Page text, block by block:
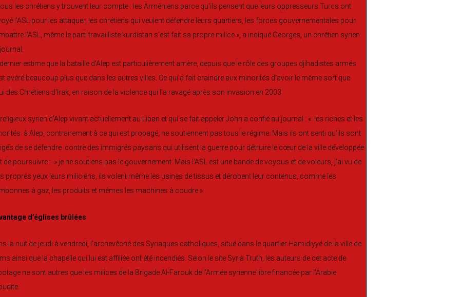
les chrétiens y trouvent leur compte : les Arméniens parce qu’ils pensent que leurs oppresseurs Turcs ont
l’ASL pour les attaquer, les chrétiens qui veulent défendre leurs quartiers, les forces gouvernementales pour
l’ASL, même le parti travailliste kurdistan s’est fait sa propre milice », a indiqué Georges, un chrétien syrien
estime que la bataille d’Alep est particulièrement amère, depuis que le rôle des groupes djihadistes armés
avéré beaucoup plus que dans les autres villes. Ce qui a fait craindre aux minorités d’avoir le même sort que
des Chrétiens d’Irak, en raison de la violence qui l’a ravagé après son invasion en 2003.
syrien d’Alep vivant actuellement au Liban et qui se fait appeler John a confié au journal : « les riches et les
à Alep, contrairement à ce qui est propagé, ne soutiennent pas tous le régime. Mais ils ont senti qu’ils sont
de se défendre contre des immigrés paysans qui utilisent la guerre pour détruire le cœur de la ville développée
de poursuivre : » je ne soutiens pas le gouvernement. Mais l’ASL est une bande de voyous et de voleurs, j’ai vu de
propres yeux leurs miliciens, ils volent même les usines de tissus et dérobent leur contenus, comme les
à gaz, les produits et mêmes les machines à coudre » .
d’églises brûlées
la nuit de jeudi à vendredi, l’archevêché des Syriaques catholiques, situé dans le quartier Hamidiyyé de la ville de
ainsi que la chapelle qui lui est affiliée ont été incendiés. Selon le site Syria Truth, les auteurs de cet acte de
ne sont autres que les milices de la Brigade Al-Farouk de l’Armée syrienne libre financée par l’Arabie